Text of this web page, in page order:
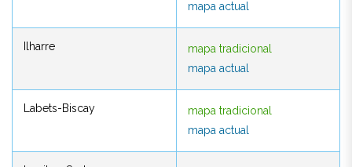
mapa actual
Ilharre
mapa tradicional
mapa actual
Labets-Biscay
mapa tradicional
mapa actual
mapa actual
mapa actual